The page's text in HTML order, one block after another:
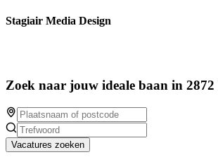
Stagiair Media Design
Zoek naar jouw ideale baan in 2872
Vacatures zoeken